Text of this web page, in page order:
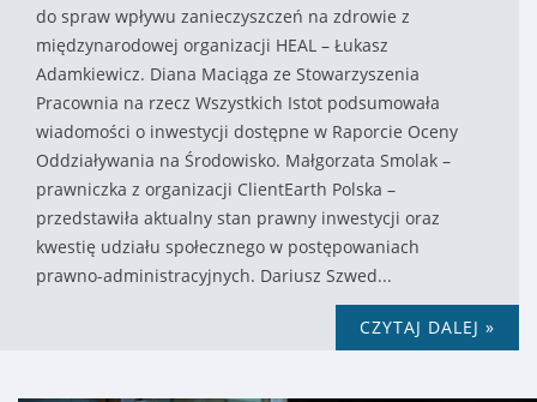
do spraw wpływu zanieczyszczeń na zdrowie z
międzynarodowej organizacji HEAL – Łukasz
Adamkiewicz. Diana Maciąga ze Stowarzyszenia
Pracownia na rzecz Wszystkich Istot podsumowała
wiadomości o inwestycji dostępne w Raporcie Oceny
Oddziaływania na Środowisko. Małgorzata Smolak –
prawniczka z organizacji ClientEarth Polska –
przedstawiła aktualny stan prawny inwestycji oraz
kwestię udziału społecznego w postępowaniach
prawno-administracyjnych. Dariusz Szwed...
CZYTAJ DALEJ »